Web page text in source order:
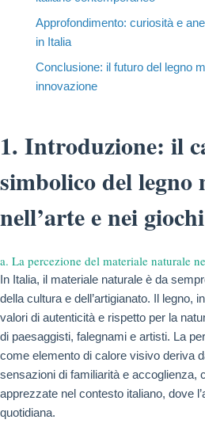
Approfondimento: curiosità e
in Italia
Conclusione: il futuro del legno
innovazione
1. Introduzione: il
simbolico del legno
nell’arte e nei giochi
a. La percezione del materiale naturale
In Italia, il materiale naturale è da
della cultura e dell’artigianato. Il legno,
valori di autenticità e rispetto per la
di paesaggisti, falegnami e artisti. La
come elemento di calore visivo deriva
sensazioni di familiarità e accoglienza,
apprezzate nel contesto italiano, dove
quotidiana.